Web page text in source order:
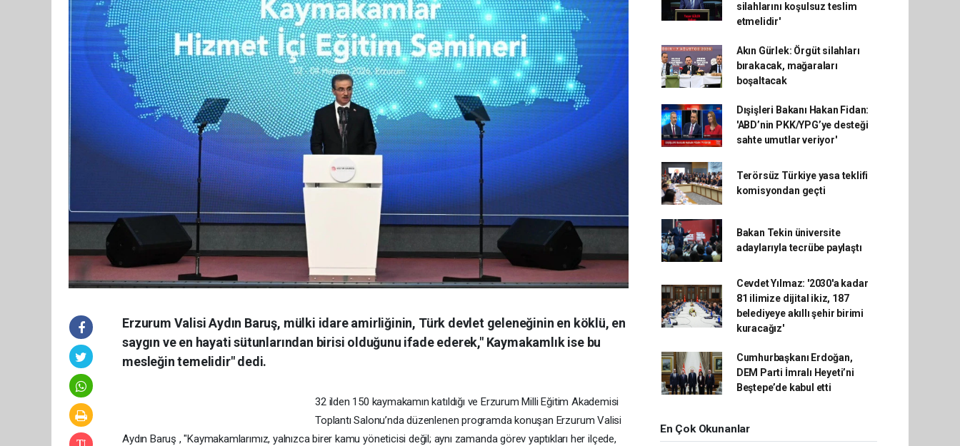
Erzurum Valisi Aydın Baruş, mülki idare amirliğinin, Türk devlet geleneğinin en köklü, en
saygın ve en hayati sütunlarından birisi olduğunu ifade ederek," Kaymakamlık ise bu
mesleğin temelidir" dedi.
32 ilden 150 kaymakamın katıldığı ve Erzurum Milli Eğitim Akademisi
Toplantı Salonu’nda düzenlenen programda konuşan Erzurum Valisi
Aydın Baruş , "Kaymakamlarımız, yalnızca birer kamu yöneticisi değil; aynı zamanda görev yaptıkları her ilçede,
silahlarını koşulsuz teslim
etmelidir'
Akın Gürlek: Örgüt silahları
bırakacak, mağaraları
boşaltacak
Dışişleri Bakanı Hakan Fidan:
'ABD’nin PKK/YPG’ye desteği
sahte umutlar veriyor'
Terörsüz Türkiye yasa teklifi
komisyondan geçti
Bakan Tekin üniversite
adaylarıyla tecrübe paylaştı
Cevdet Yılmaz: '2030'a kadar
81 ilimize dijital ikiz, 187
belediyeye akıllı şehir birimi
kuracağız'
Cumhurbaşkanı Erdoğan,
DEM Parti İmralı Heyeti’ni
Beştepe’de kabul etti
En Çok Okunanlar